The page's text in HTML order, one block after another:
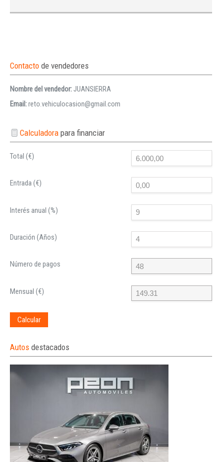
Contacto de vendedores
Nombre del vendedor:JUANSIERRA
Email:reto.vehiculocasion@gmail.com
Calculadorapara financiar
Total (€)
Entrada (€)
Interés anual (%)
Duración (Años)
Número de pagos
Mensual (€)
Calcular
Autos destacados